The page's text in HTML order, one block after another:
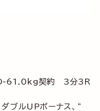
61.0kg契約 3分3R
ブルUPボーナス、“